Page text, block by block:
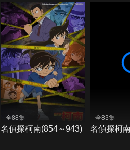
全88集
名偵探柯南(854～943)
全83集
名偵探柯